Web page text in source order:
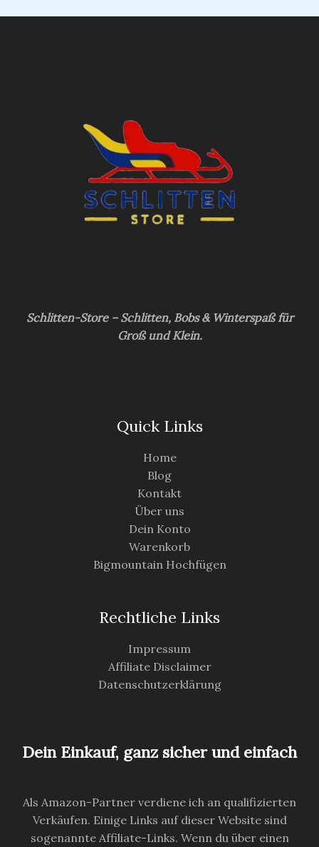
Schlitten-Store – Schlitten, Bobs & Winterspaß für
Groß und Klein.
Quick Links
Home
Blog
Kontakt
Über uns
Dein Konto
Warenkorb
Bigmountain Hochfügen
Rechtliche Links
Impressum
Affiliate Disclaimer
Datenschutzerklärung
Dein Einkauf, ganz sicher und einfach
Als Amazon-Partner verdiene ich an qualifizierten
Verkäufen. Einige Links auf dieser Website sind
sogenannte Affiliate-Links. Wenn du über einen